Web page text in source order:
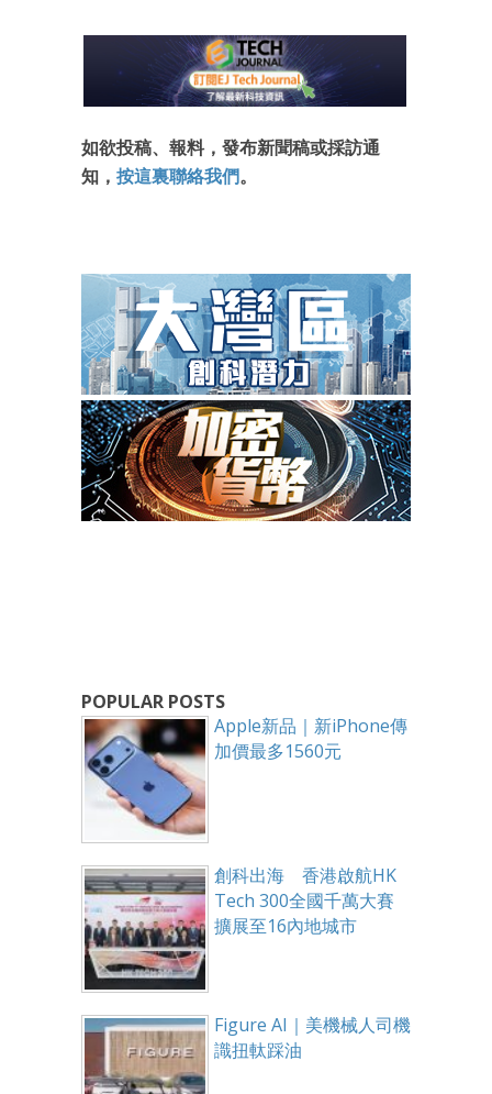
如欲投稿、報料，發布新聞稿或採訪通
知， 按這裏聯絡我們。
POPULAR POSTS
Apple新品｜新iPhone傳
加價最多1560元
創科出海 香港啟航HK
Tech 300全國千萬大賽
擴展至16內地城市
Figure AI｜美機械人司機
識扭軚踩油